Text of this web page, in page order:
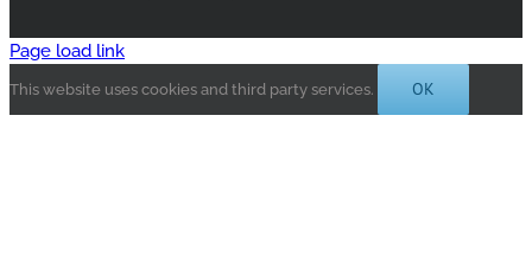
Page load link
This website uses cookies and third party services. OK